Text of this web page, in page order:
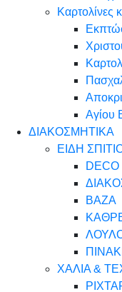
Καρτολίνες
Αγίου
ΔΙΑΚΟΣΜΗΤΙΚΑ
ΕΙΔΗ
DECO
ΒΑΖΑ
ΧΑΛΙΑ &